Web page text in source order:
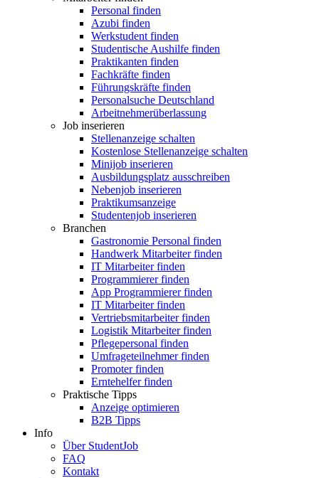
Personal finden
Azubi finden
Werkstudent finden
Studentische Aushilfe finden
Praktikanten finden
Fachkräfte finden
Führungskräfte finden
Personalsuche Deutschland
Arbeitnehmerüberlassung
Job inserieren
Stellenanzeige schalten
Kostenlose Stellenanzeige schalten
Minijob inserieren
Ausbildungsplatz ausschreiben
Nebenjob inserieren
Praktikumsanzeige
Studentenjob inserieren
Branchen
Gastronomie Personal finden
Handwerk Mitarbeiter finden
IT Mitarbeiter finden
Programmierer finden
App Programmierer finden
IT Mitarbeiter finden
Vertriebsmitarbeiter finden
Logistik Mitarbeiter finden
Pflegepersonal finden
Umfrageteilnehmer finden
Promoter finden
Erntehelfer finden
Praktische Tipps
Anzeige optimieren
B2B Tipps
Info
Über StudentJob
FAQ
Kontakt